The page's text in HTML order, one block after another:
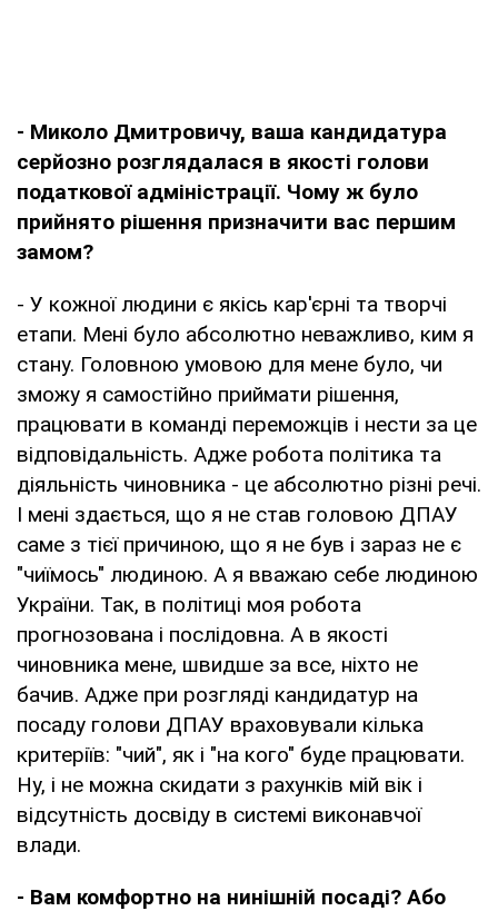
- Миколо Дмитровичу, ваша кандидатура
серйозно розглядалася в якості голови
податкової адміністрації. Чому ж було
прийнято рішення призначити вас першим
замом?
- У кожної людини є якісь кар'єрні та творчі
етапи. Мені було абсолютно неважливо, ким я
стану. Головною умовою для мене було, чи
зможу я самостійно приймати рішення,
працювати в команді переможців і нести за це
відповідальність. Адже робота політика та
діяльність чиновника - це абсолютно різні речі.
І мені здається, що я не став головою ДПАУ
саме з тієї причиною, що я не був і зараз не є
"чиїмось" людиною. А я вважаю себе людиною
України. Так, в політиці моя робота
прогнозована і послідовна. А в якості
чиновника мене, швидше за все, ніхто не
бачив. Адже при розгляді кандидатур на
посаду голови ДПАУ враховували кілька
критеріїв: "чий", як і "на кого" буде працювати.
Ну, і не можна скидати з рахунків мій вік і
відсутність досвіду в системі виконавчої
влади.
- Вам комфортно на нинішній посаді? Або